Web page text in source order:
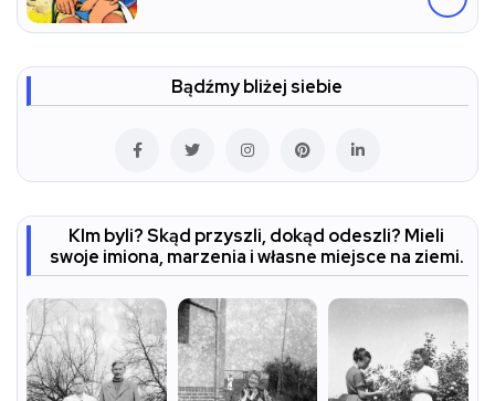
Bądźmy bliżej siebie
KIm byli? Skąd przyszli, dokąd odeszli? Mieli
swoje imiona, marzenia i własne miejsce na ziemi.